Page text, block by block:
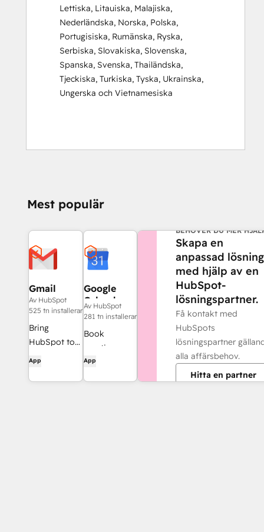
Lettiska, Litauiska, Malajiska,
Nederländska, Norska, Polska,
Portugisiska, Rumänska, Ryska,
Serbiska, Slovakiska, Slovenska,
Spanska, Svenska, Thailändska,
Tjeckiska, Turkiska, Tyska, Ukrainska,
Ungerska och Vietnamesiska
Mest populär
Gmail
Av HubSpot
525 tn installerar
Bring
HubSpot to
your inbox
HubSpot
App
Google
Calendar
Av HubSpot
281 tn installerar
Book
meetings
quickly and
App
BEHÖVER DU MER
Skapa en
anpassad lösning
med hjälp av en
HubSpot-
lösningspartner.
Få kontakt med
HubSpots
lösningspartner
alla affärsbehov.
Hitta en partner